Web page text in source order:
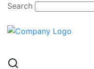
Skip
content
Search